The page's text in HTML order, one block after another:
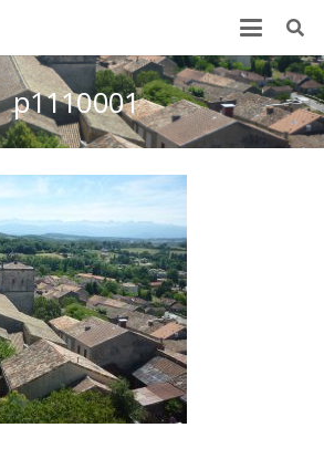
p1110001